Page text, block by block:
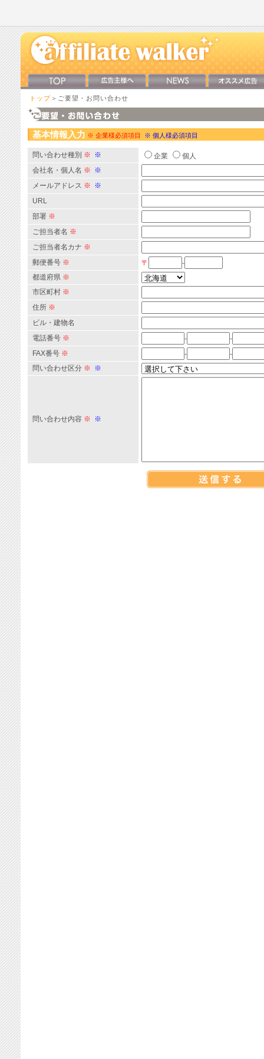
トップ ＞ご要望・お問い合わせ
基本情報入力 ※ 企業様必須項目 ※ 個人様必須項目
問い合わせ種別 ※ ※ 企業
個人
会社名・個人名 ※ ※
メールアドレス ※ ※
URL
部署 ※
ご担当者名 ※
ご担当者名カナ ※
郵便番号 ※ 〒
-
都道府県 ※
市区町村 ※
住所 ※
ビル・建物名
電話番号 ※ -
-
FAX番号 ※ -
-
問い合わせ区分 ※ ※
問い合わせ内容 ※ ※